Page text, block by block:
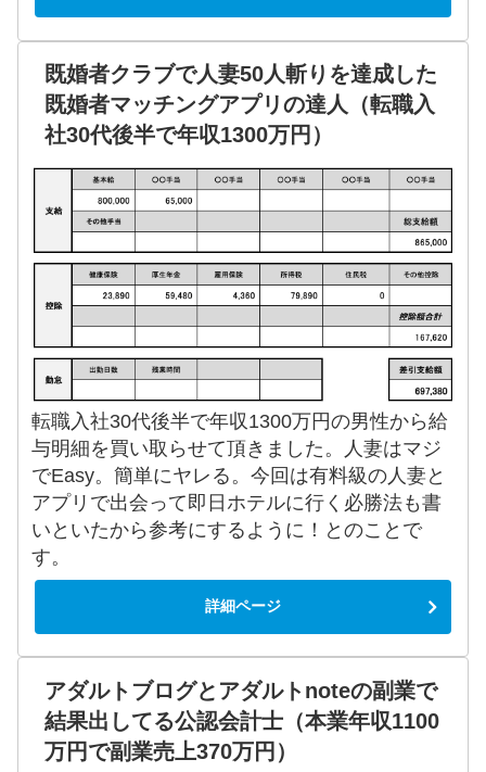
既婚者クラブで人妻50人斬りを達成した
既婚者マッチングアプリの達人（転職入
社30代後半で年収1300万円）
転職入社30代後半で年収1300万円の男性から給
与明細を買い取らせて頂きました。人妻はマジ
でEasy。簡単にヤレる。今回は有料級の人妻と
アプリで出会って即日ホテルに行く必勝法も書
いといたから参考にするように！とのことで
す。
詳細ページ
アダルトブログとアダルトnoteの副業で
結果出してる公認会計士（本業年収1100
万円で副業売上370万円）